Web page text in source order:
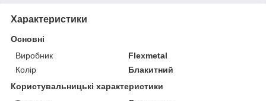
Характеристики
Основні
Виробник
Flexmetal
Колір
Блакитний
Користувальницькі характеристики